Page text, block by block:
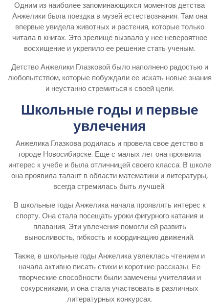
Одним из наиболее запоминающихся моментов детства
Анжелики была поездка в музей естествознания. Там она
впервые увидела животных и растения, которые только
читала в книгах. Это зрелище вызвало у нее невероятное
восхищение и укрепило ее решение стать ученым.
Детство Анжелики Глазковой было наполнено радостью и
любопытством, которые побуждали ее искать новые знания
и неустанно стремиться к своей цели.
Школьные годы и первые
увлечения
Анжелика Глазкова родилась и провела свое детство в
городе Новосибирске. Еще с малых лет она проявила
интерес к учебе и была отличницей своего класса. В школе
она проявила талант в области математики и литературы,
всегда стремилась быть лучшей.
В школьные годы Анжелика начала проявлять интерес к
спорту. Она стала посещать уроки фигурного катания и
плавания. Эти увлечения помогли ей развить
выносливость, гибкость и координацию движений.
Также, в школьные годы Анжелика увлеклась чтением и
начала активно писать стихи и короткие рассказы. Ее
творческие способности были замечены учителями и
сокурсниками, и она стала участвовать в различных
литературных конкурсах.